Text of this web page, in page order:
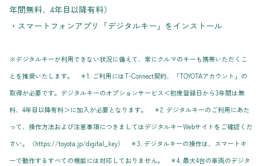
年間無料、4年目以降有料）
・スマートフォンアプリ「デジタルキー」をインストール
※デジタルキーが利用できない状況に備えて、常にクルマのキーも携帯いただくこ
とを推奨いたします。 ＊1. ご利用にはT-Connect契約、「TOYOTAアカウント」の
取得が必要です。デジタルキーのオプションサービス＜初度登録日から3年間は無
料、4年目以降有料＞に加入が必要となります。 ＊2. デジタルキーのご利用にあた
って、操作方法および注意事項につきましてはデジタルキーWebサイトをご確認くだ
さい。（https://toyota.jp/digital_key） ＊3. デジタルキーの操作は、スマートキ
ーで動作するすべての機能には対応しておりません。 ＊4. 最大4台の車両のデジタ